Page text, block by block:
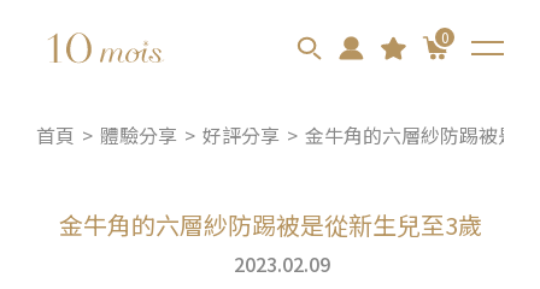
0
首頁 體驗分享 好評分享 金牛角的六層紗防踢被是
金牛角的六層紗防踢被是從新生兒至3歲
2023.02.09